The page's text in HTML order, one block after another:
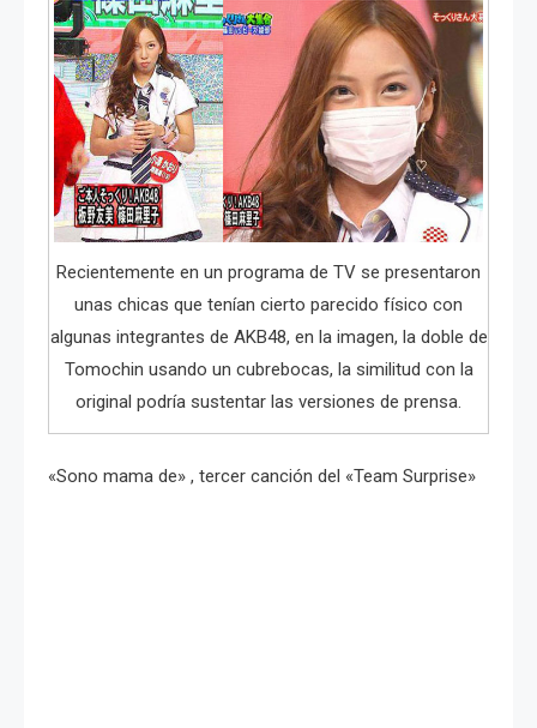
Recientemente en un programa de TV se presentaron
unas chicas que tenían cierto parecido físico con
algunas integrantes de AKB48, en la imagen, la doble de
Tomochin usando un cubrebocas, la similitud con la
original podría sustentar las versiones de prensa.
«Sono mama de» , tercer canción del «Team Surprise»